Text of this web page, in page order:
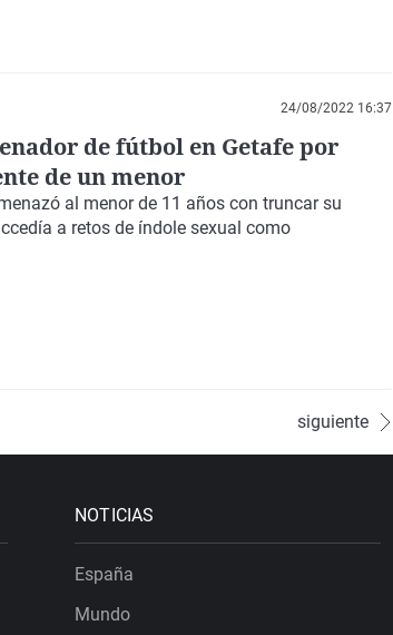
24/08/2022 16:37
de fútbol en Getafe por
de un menor
al menor de 11 años con truncar su
a retos de índole sexual como
siguiente
NOTICIAS
España
Mundo